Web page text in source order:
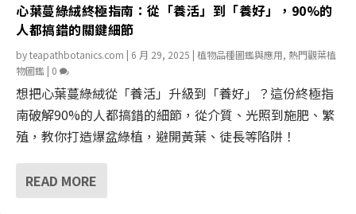
心葉蔓綠絨終極指南：從「養活」到「養好」，90%的
人都搞錯的關鍵細節
byteapathbotanics.com | 6 月 29, 2025 | 植物品種圖鑑與應用, 熱門觀葉植
物圖鑑 | 0
想把心葉蔓綠絨從「養活」升級到「養好」？這份終極指
南破解90%的人都搞錯的細節，從介質、光照到施肥、繁
殖，教你打造爆盆綠植，避開黃葉、徒長等陷阱！
READ MORE